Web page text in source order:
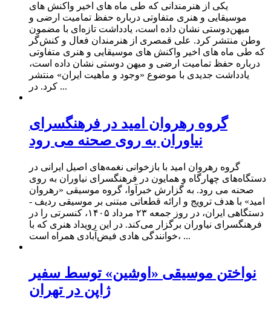
یکی از هنرمندانی که طی ماه های اخیر واکنش های
موسیقایی و هنری متفاوتی درباره حفظ تمامیت ارضی و
میهن‌دوستی نشان داده است، یادداشت تازه‌ای با مضمون
وطن منتشر کرد. علی قمصری از هنرمندان فعال و کنش‌گر
که طی ماه های اخیر واکنش های موسیقایی و هنری متفاوتی
درباره حفظ تمامیت ارضی و میهن دوستی نشان داده است،
یادداشت جدیدی با موضوع «وجود و ماهیت ایران» منتشر
کرد. در ...
گروه رهروان امید در فرهنگسرای
نیاوران به روی صحنه می رود
گروه رهروان امید با بازخوانی نغمه‌های اصیل ایرانی در
دستگاه‌های چهارگاه و همایون در فرهنگسرای نیاوران به روی
صحنه می رود. به گزارش خبرآوا، گروه موسیقی «رهروان
امید» با هدف ترویج و ارائه قطعاتی مبتنی بر موسیقی ردیف -
دستگاهی ایران، در روز جمعه ۲۳ مرداد ۱۴۰۵، کنسرتی را در
فرهنگسرای نیاوران برگزار می‌کند. در این رویداد هنری که با
خوانندگی هادی فیض‌آبادی همراه است، ...
نواختن موسیقی «اوشین» توسط سفیر
ژاپن در تهران